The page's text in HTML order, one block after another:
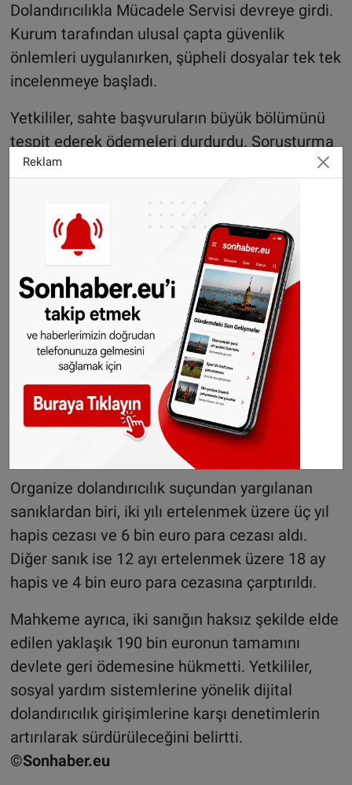
Dolandırıcılıkla Mücadele Servisi devreye girdi.
Kurum tarafından ulusal çapta güvenlik
önlemleri uygulanırken, şüpheli dosyalar tek tek
incelenmeye başladı.
Yetkililer, sahte başvuruların büyük bölümünü
tespit ederek ödemeleri durdurdu. Soruşturma
dosyasına göre dolandırıcılar toplamda 400 bin
Ancak güvenlik sistemlerinin devreye girmesi
sayesinde bu miktarın yaklaşık yarısı bloke
Buna rağmen sistem tamamen durdurulana
kadar yaklaşık 190 bin euro dolandırıcıların
hesaplarına aktarıldı.
Mahkemeden hapis ve geri ödeme kararı
Geniş çaplı soruşturmanın ardından yakalanan
iki sanık, 9 Haziran 2026 tarihinde Nanterre
Asliye Mahkemesi'nde hakim karşısına çıktı.
Organize dolandırıcılık suçundan yargılanan
sanıklardan biri, iki yılı ertelenmek üzere üç yıl
hapis cezası ve 6 bin euro para cezası aldı.
Diğer sanık ise 12 ayı ertelenmek üzere 18 ay
hapis ve 4 bin euro para cezasına çarptırıldı.
Mahkeme ayrıca, iki sanığın haksız şekilde elde
edilen yaklaşık 190 bin euronun tamamını
devlete geri ödemesine hükmetti. Yetkililer,
sosyal yardım sistemlerine yönelik dijital
dolandırıcılık girişimlerine karşı denetimlerin
artırılarak sürdürüleceğini belirtti.
©Sonhaber.eu
Reklam